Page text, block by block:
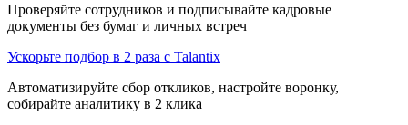
Проверяйте сотрудников и подписывайте кадровые
документы без бумаг и личных встреч
Ускорьте подбор в 2 раза с Talantix
Автоматизируйте сбор откликов, настройте воронку,
собирайте аналитику в 2 клика